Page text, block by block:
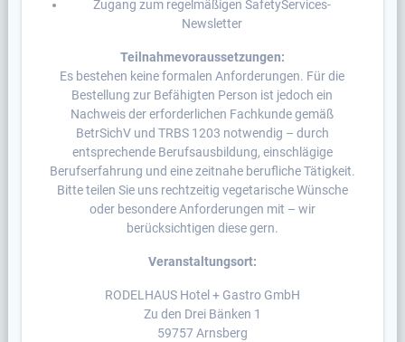
Zugang zum regelmäßigen SafetyServices-
Newsletter
Teilnahmevoraussetzungen:
Es bestehen keine formalen Anforderungen. Für die
Bestellung zur Befähigten Person ist jedoch ein
Nachweis der erforderlichen Fachkunde gemäß
BetrSichV und TRBS 1203 notwendig – durch
entsprechende Berufsausbildung, einschlägige
Berufserfahrung und eine zeitnahe berufliche Tätigkeit.
Bitte teilen Sie uns rechtzeitig vegetarische Wünsche
oder besondere Anforderungen mit – wir
berücksichtigen diese gern.
Veranstaltungsort:
RODELHAUS Hotel + Gastro GmbH
Zu den Drei Bänken 1
59757 Arnsberg